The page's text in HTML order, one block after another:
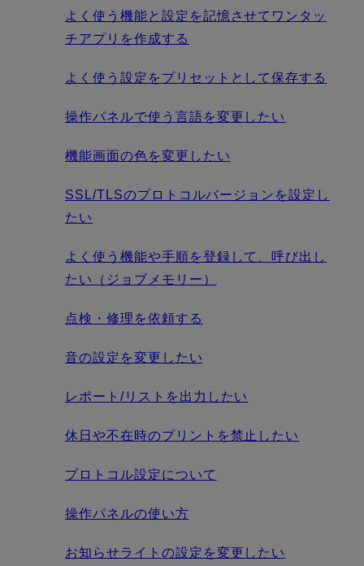
よく使う機能と設定を記憶させてワンタッ
チアプリを作成する
よく使う設定をプリセットとして保存する
操作パネルで使う言語を変更したい
機能画面の色を変更したい
SSL/TLSのプロトコルバージョンを設定し
たい
よく使う機能や手順を登録して、呼び出し
たい（ジョブメモリー）
点検・修理を依頼する
音の設定を変更したい
レポート/リストを出力したい
休日や不在時のプリントを禁止したい
プロトコル設定について
操作パネルの使い方
お知らせライトの設定を変更したい